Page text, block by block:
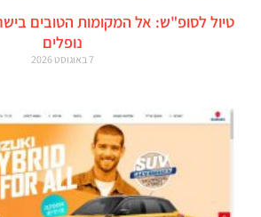
טיול לסופ"ש: אל המקומות הטובים
נופלים
7 באוגוסט 2026